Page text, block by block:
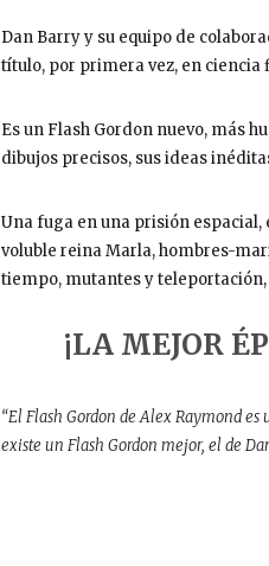
Dan Barry y su equipo de
título, por primera vez, en ciencia
Es un Flash Gordon nuevo, más
dibujos precisos, sus ideas
Una fuga en una prisión espacial,
voluble reina Marla, hombres-
tiempo, mutantes y teleportación,
¡LA MEJOR
“El Flash Gordon de Alex Raymond
existe un Flash Gordon mejor, el de